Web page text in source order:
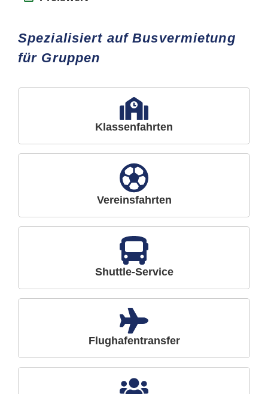
Spezialisiert auf Busvermietung
für Gruppen
Klassenfahrten
Vereinsfahrten
Shuttle-Service
Flughafentransfer